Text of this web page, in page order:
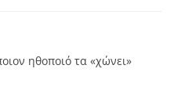
ηθοποιό τα «χώνει»